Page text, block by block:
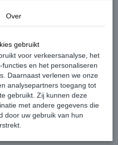
5 meter
5 meter
5 meter
Mini-ANL Zekering
Over
gebruikt
voor verkeersanalyse, het
en het personaliseren
Daarnaast verlenen we onze
analysepartners toegang tot
gebruikt. Zij kunnen deze
met andere gegevens die
door uw gebruik van hun